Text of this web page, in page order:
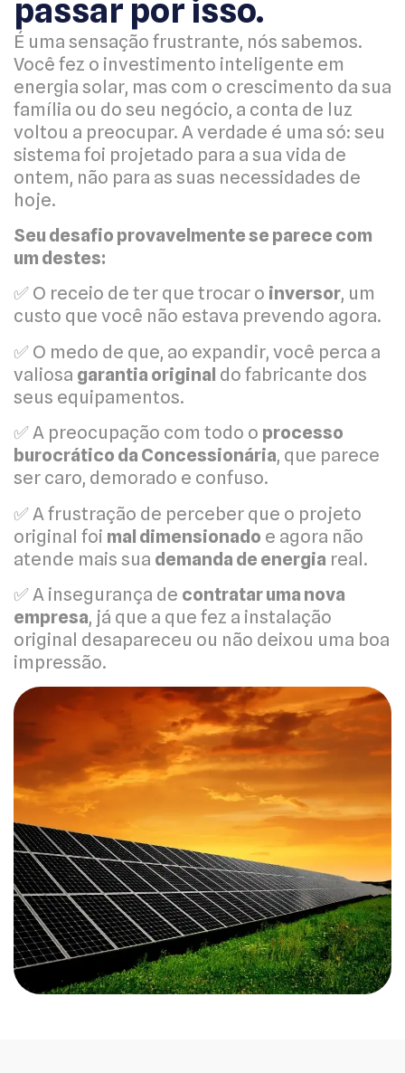
passar por isso.
É uma sensação frustrante, nós sabemos.
Você fez o investimento inteligente em
energia solar, mas com o crescimento da sua
família ou do seu negócio, a conta de luz
voltou a preocupar. A verdade é uma só: seu
sistema foi projetado para a sua vida de
ontem, não para as suas necessidades de
hoje.
Seu desafio provavelmente se parece com
um destes:
✅ O receio de ter que trocar o inversor, um
custo que você não estava prevendo agora.
✅ O medo de que, ao expandir, você perca a
valiosa garantia original do fabricante dos
seus equipamentos.
✅ A preocupação com todo o processo
burocrático da Concessionária, que parece
ser caro, demorado e confuso.
✅ A frustração de perceber que o projeto
original foi mal dimensionado e agora não
atende mais sua demanda de energia real.
✅ A insegurança de contratar uma nova
empresa, já que a que fez a instalação
original desapareceu ou não deixou uma boa
impressão.